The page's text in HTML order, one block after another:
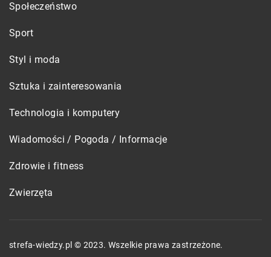
Społeczeństwo
Sport
Styl i moda
Sztuka i zainteresowania
Technologia i komputery
Wiadomości / Pogoda / Informacje
Zdrowie i fitness
Zwierzęta
strefa-wiedzy.pl © 2023. Wszelkie prawa zastrzeżone.